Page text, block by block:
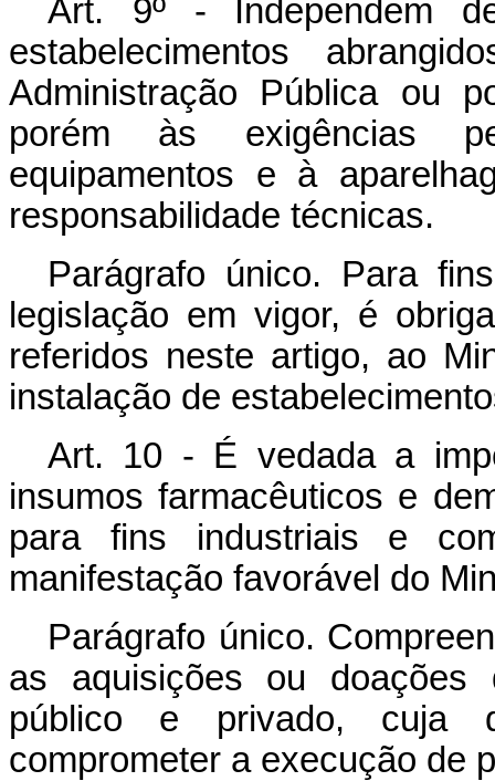
Art. 9º - Independem
estabelecimentos
Administração Pública ou
porém às exigências
equipamentos e à
responsabilidade técnicas.
Parágrafo único. Para
legislação em vigor, é
referidos neste artigo, ao
instalação de
Art. 10 - É vedada a
insumos farmacêuticos e
para fins industriais e
manifestação favorável do
Parágrafo único.
as aquisições ou doações
público e privado, cuja
comprometer a execução de